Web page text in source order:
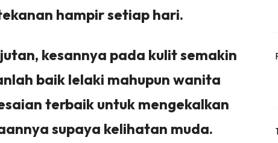
hampir setiap hari.
kesannya pada kulit semakin
baik lelaki mahupun wanita
terbaik untuk mengekalkan
supaya kelihatan muda.